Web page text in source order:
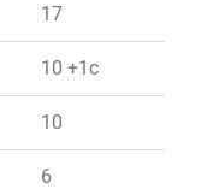
17
10 +1c
10
6